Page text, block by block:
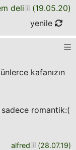
deli (19.05.20)
yenile
kafanızın
romantik:(
alfred (28.07.19)